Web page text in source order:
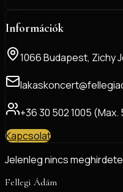
Információk
1066 Budapest, Zichy
+36 30 502 1005 (Max.
Kapcsolat
Jelenleg nincs
Fellegi Ádám